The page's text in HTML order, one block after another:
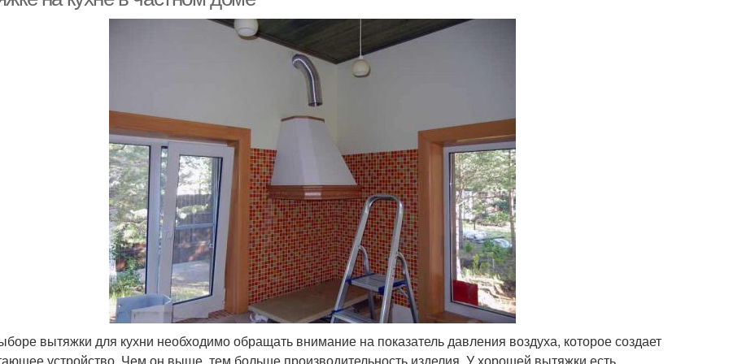
вытяжки для кухни необходимо обращать внимание на показатель давления воздуха, которое создает